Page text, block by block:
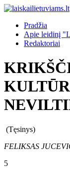
Pradžia
Apie leidinį
Redaktoriai
(Tęsinys)
FELIKSAS
5